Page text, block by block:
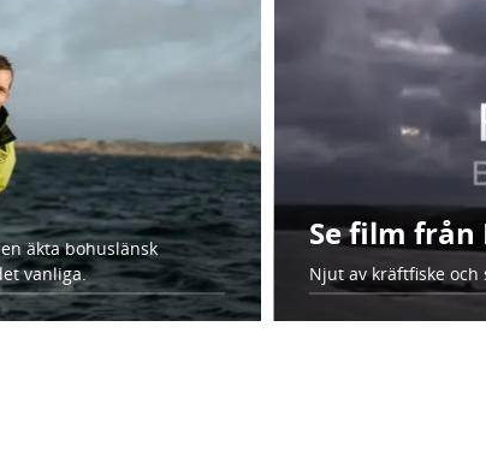
äkta bohuslänsk
vanliga.
Se film från
Njut av kräftfiske